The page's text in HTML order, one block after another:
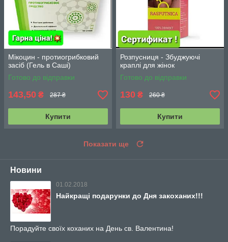
Мікоцин - протиогрибковий
засіб (Гель в Саші)
Готово до відправки
143,50 ₴ 287 ₴
Купити
Розпусниця - Збуджуючі
краплі для жінок
Готово до відправки
130 ₴ 260 ₴
Купити
Показати ще
Новини
01.02.2018
Найкращі подарунки до Дня закоханих!!!
Порадуйте своїх коханих на День св. Валентина!